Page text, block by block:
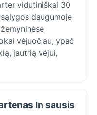
vidutiniškai 30
daugumoje
vėjuočiau, ypač
jautrią vėjui,
In sausis